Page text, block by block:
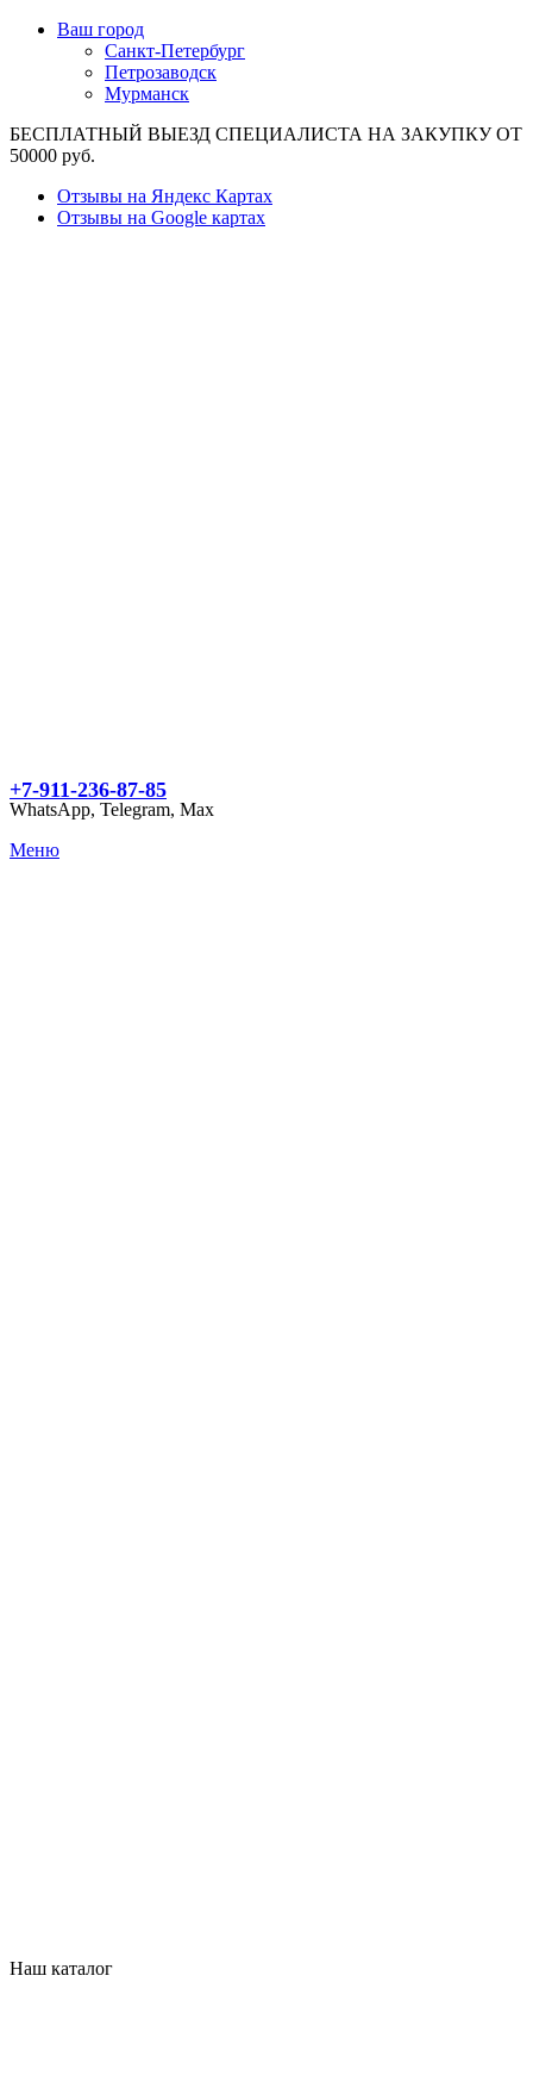
Ваш город
Санкт-Петербург
Петрозаводск
Мурманск
БЕСПЛАТНЫЙ ВЫЕЗД СПЕЦИАЛИСТА НА ЗАКУПКУ ОТ
50000 руб.
Отзывы на Яндекс Картах
Отзывы на Google картах
+7-911-236-87-85
WhatsApp, Telegram, Max
Меню
Наш каталог